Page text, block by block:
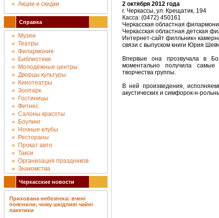
Акции и скидки
Справка
Музеи
Театры
Филармония
Библиотеки
Молодёжные центры
Дворцы культуры
Кинотеатры
Зоопарк
Гостиницы
Фитнес
Салоны красоты
Боулинг
Ночные клубы
Рестораны
Прокат авто
Такси
Организация праздников
Знакомства
Черкасские новости
Прихована небезпека: вчені
пояснили, чому шкідливі чайні
пакетики
2 октября 2012 года
г. Черкассы, ул. Крещатик, 194
Касса: (0472) 450161
Черкасская областная
Черкасская областная детская
Интернет-сайт филльник»
связи с выпуском книги Юрия
Впервые она прозвучала в
моментально получила
творчества группы.
В ней произведения,
акустических и симфорок-н-